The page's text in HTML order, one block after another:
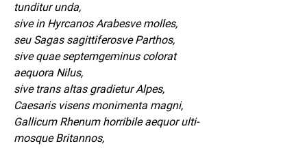
tunditur unda,
sive in Hyrcanos Arabesve molles,
seu Sagas sagittiferosve Parthos,
sive quae septemgeminus colorat
aequora Nilus,
sive trans altas gradietur Alpes,
Caesaris visens monimenta magni,
Gallicum Rhenum horribile aequor ulti-
mosque Britannos,